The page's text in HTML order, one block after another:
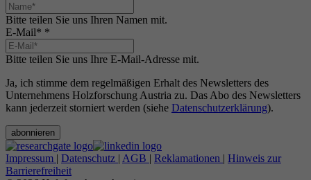
Bitte teilen Sie uns Ihren Namen mit.
E-Mail* *
Bitte teilen Sie uns Ihre E-Mail-Adresse mit.
Ja, ich stimme dem regelmäßigen Erhalt des Newsletters des
Unternehmens Holzforschung Austria zu. Das Abo des Newsletters
kann jederzeit storniert werden (siehe Datenschutzerklärung).
abonnieren
Impressum | Datenschutz | AGB | Reklamationen | Hinweis zur
Barrierefreiheit